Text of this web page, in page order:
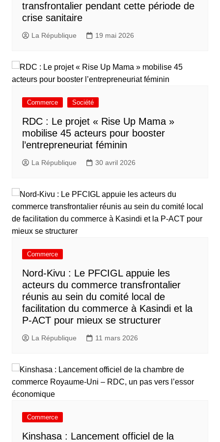
transfrontalier pendant cette période de
crise sanitaire
La République 19 mai 2026
Commerce Société
RDC : Le projet « Rise Up Mama »
mobilise 45 acteurs pour booster
l’entrepreneuriat féminin
La République 30 avril 2026
Commerce
Nord-Kivu : Le PFCIGL appuie les
acteurs du commerce transfrontalier
réunis au sein du comité local de
facilitation du commerce à Kasindi et la
P-ACT pour mieux se structurer
La République 11 mars 2026
Commerce
Kinshasa : Lancement officiel de la